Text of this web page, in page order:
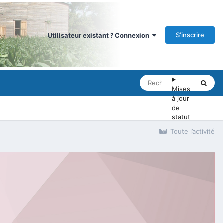
Utilisateur existant ? Connexion S’inscrire
Mises
à jour
de
statut
Toute l’activité